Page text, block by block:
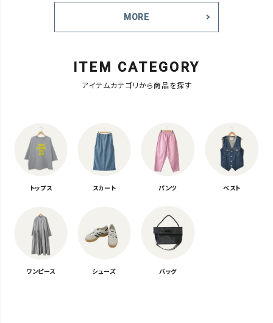
MORE
ITEM CATEGORY
アイテムカテゴリから商品を探す
トップス スカート パンツ ベスト
ワンピース シューズ バッグ